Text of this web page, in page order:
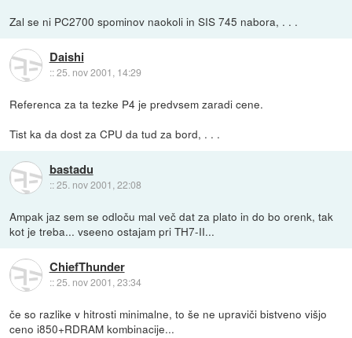
Zal se ni PC2700 spominov naokoli in SIS 745 nabora, . . .
Daishi
::25. nov 2001, 14:29
Referenca za ta tezke P4 je predvsem zaradi cene.
Tist ka da dost za CPU da tud za bord, . . .
bastadu
::25. nov 2001, 22:08
Ampak jaz sem se odloču mal več dat za plato in do bo orenk, tak
kot je treba... vseeno ostajam pri TH7-II...
ChiefThunder
::25. nov 2001, 23:34
če so razlike v hitrosti minimalne, to še ne upraviči bistveno višjo
ceno i850+RDRAM kombinacije...